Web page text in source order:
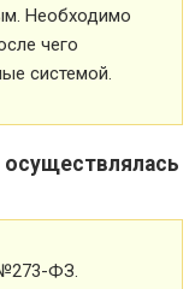
Необходимо
чего
системой.
ФЗ.